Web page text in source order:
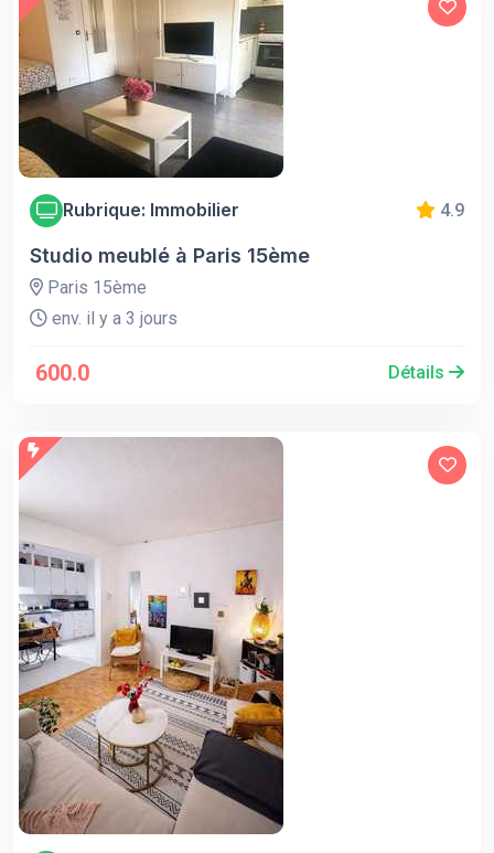
Rubrique: Immobilier 4.9
Studio meublé à Paris 15ème
Paris 15ème
env. il y a 3 jours
600.0 Détails